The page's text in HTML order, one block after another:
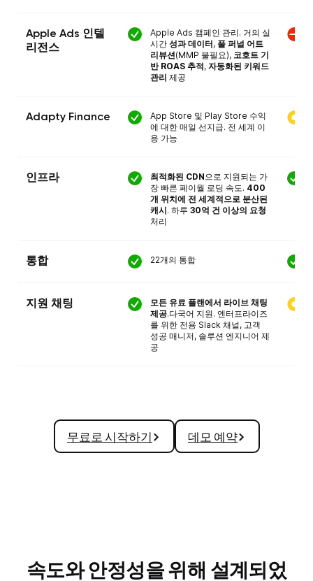
Apple Ads 인텔
리전스
Apple Ads 캠페인 관리. 거의 실
시간 성과 데이터, 풀 퍼널 어트
리뷰션(MMP 불필요), 코호트 기
반 ROAS 추적, 자동화된 키워드
관리 제공
Adapty Finance
App Store 및 Play Store 수익
에 대한 매일 선지급. 전 세계 이
용 가능
인프라 최적화된 CDN으로 지원되는 가
장 빠른 페이월 로딩 속도. 400
개 위치에 전 세계적으로 분산된
캐시. 하루 30억 건 이상의 요청
처리
통합 22개의 통합
지원 채팅
모든 유료 플랜에서 라이브 채팅
제공.다국어 지원. 엔터프라이즈
를 위한 전용 Slack 채널, 고객
성공 매니저, 솔루션 엔지니어 제
공
데모 예약
무료로 시작하기
속도와 안정성을 위해 설계되었